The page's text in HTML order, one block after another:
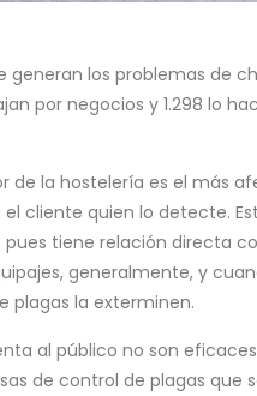
generan los problemas de
por negocios y 1.298 lo
de la hostelería es el más
cliente quien lo detecte.
tiene relación directa
generalmente, y
plagas la exterminen.
al público no son
de control de plagas que